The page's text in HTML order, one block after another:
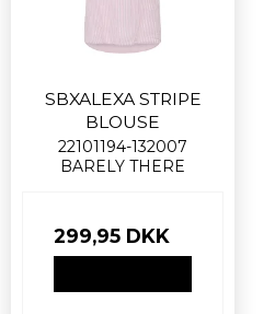
SBXALEXA STRIPE
BLOUSE
22101194-132007
BARELY THERE
299,95 DKK